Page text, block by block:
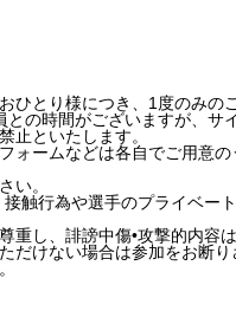
ひとり様につき、1度のみの
の時間がございますが、サ
止といたします。
ォームなどは各自でご用意の
い。
触行為や選手のプライベー
重し、誹謗中傷•攻撃的内容
だけない場合は参加をお断